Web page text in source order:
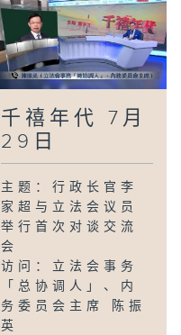
千禧年代 7月
29日
主题：行政长官李
家超与立法会议员
举行首次对谈交流
会
访问：立法会事务
「总协调人」、内
务委员会主席 陈振
英